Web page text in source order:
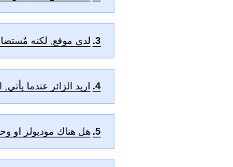
3. لدى موقع, لكنه
4. اريد الزائر عندما
5. هل هناك موديولز او